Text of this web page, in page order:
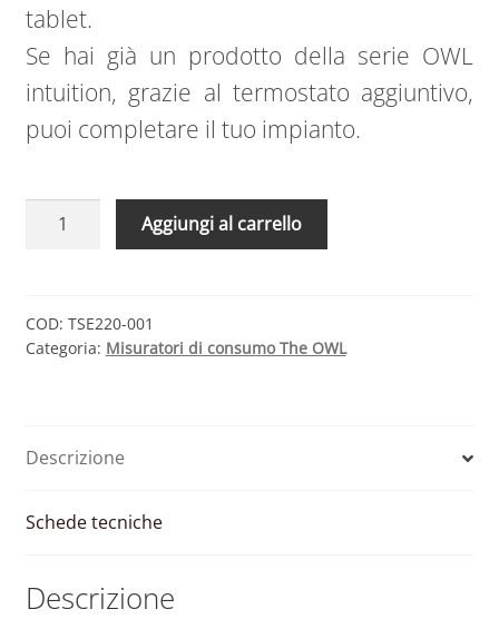
tablet.
Se hai già un prodotto della serie OWL
intuition, grazie al termostato aggiuntivo,
puoi completare il tuo impianto.
OWL
|
Termostato
OWL
quantità
Aggiungi al carrello
COD: TSE220-001
Categoria: Misuratori di consumo The OWL
Descrizione
Schede tecniche
Descrizione